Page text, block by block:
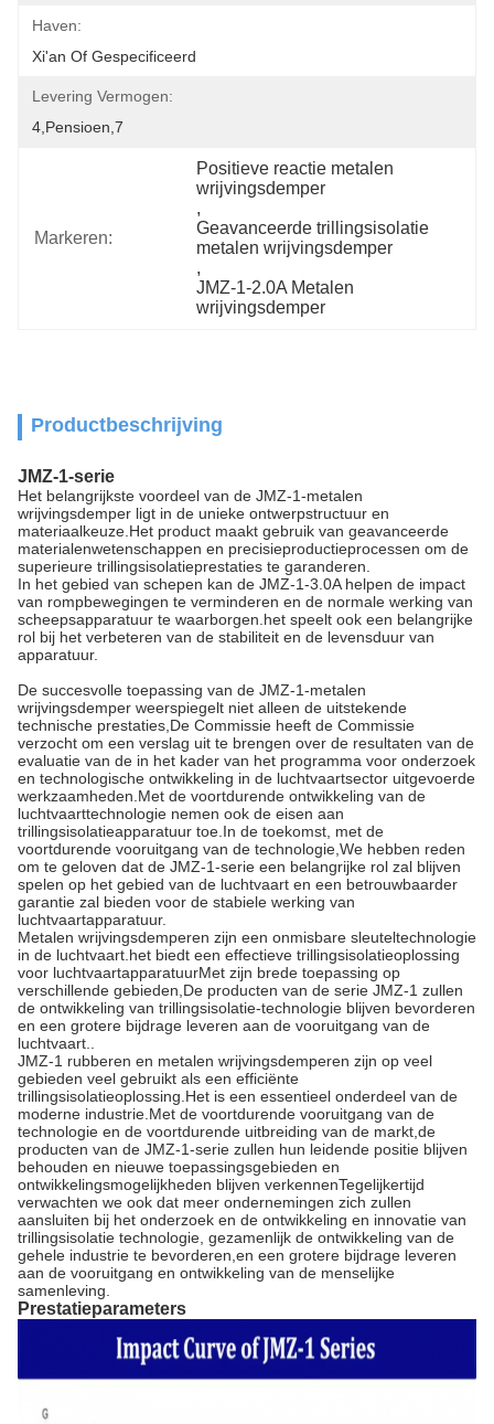
Haven:
Xi'an Of Gespecificeerd
Levering Vermogen:
4,pensioen,7
Markeren:
Positieve reactie metalen
wrijvingsdemper
,
Geavanceerde trillingsisolatie
metalen wrijvingsdemper
,
JMZ-1-2.0A Metalen
wrijvingsdemper
Productbeschrijving
JMZ-1-serie
Het belangrijkste voordeel van de JMZ-1-metalen
wrijvingsdemper ligt in de unieke ontwerpstructuur en
materiaalkeuze.Het product maakt gebruik van geavanceerde
materialenwetenschappen en precisieproductieprocessen om de
superieure trillingsisolatieprestaties te garanderen.
In het gebied van schepen kan de JMZ-1-3.0A helpen de impact
van rompbewegingen te verminderen en de normale werking van
scheepsapparatuur te waarborgen.het speelt ook een belangrijke
rol bij het verbeteren van de stabiliteit en de levensduur van
apparatuur.
De succesvolle toepassing van de JMZ-1-metalen
wrijvingsdemper weerspiegelt niet alleen de uitstekende
technische prestaties,De Commissie heeft de Commissie
verzocht om een verslag uit te brengen over de resultaten van de
evaluatie van de in het kader van het programma voor onderzoek
en technologische ontwikkeling in de luchtvaartsector uitgevoerde
werkzaamheden.Met de voortdurende ontwikkeling van de
luchtvaarttechnologie nemen ook de eisen aan
trillingsisolatieapparatuur toe.In de toekomst, met de
voortdurende vooruitgang van de technologie,We hebben reden
om te geloven dat de JMZ-1-serie een belangrijke rol zal blijven
spelen op het gebied van de luchtvaart en een betrouwbaarder
garantie zal bieden voor de stabiele werking van
luchtvaartapparatuur.
Metalen wrijvingsdemperen zijn een onmisbare sleuteltechnologie
in de luchtvaart.het biedt een effectieve trillingsisolatieoplossing
voor luchtvaartapparatuurMet zijn brede toepassing op
verschillende gebieden,De producten van de serie JMZ-1 zullen
de ontwikkeling van trillingsisolatie-technologie blijven bevorderen
en een grotere bijdrage leveren aan de vooruitgang van de
luchtvaart..
JMZ-1 rubberen en metalen wrijvingsdemperen zijn op veel
gebieden veel gebruikt als een efficiënte
trillingsisolatieoplossing.Het is een essentieel onderdeel van de
moderne industrie.Met de voortdurende vooruitgang van de
technologie en de voortdurende uitbreiding van de markt,de
producten van de JMZ-1-serie zullen hun leidende positie blijven
behouden en nieuwe toepassingsgebieden en
ontwikkelingsmogelijkheden blijven verkennenTegelijkertijd
verwachten we ook dat meer ondernemingen zich zullen
aansluiten bij het onderzoek en de ontwikkeling en innovatie van
trillingsisolatie technologie, gezamenlijk de ontwikkeling van de
gehele industrie te bevorderen,en een grotere bijdrage leveren
aan de vooruitgang en ontwikkeling van de menselijke
samenleving.
Prestatieparameters